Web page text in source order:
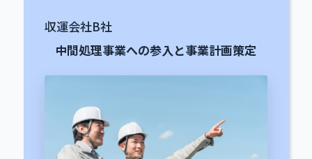
収運会社B社
中間処理事業への参入と事業計画策定